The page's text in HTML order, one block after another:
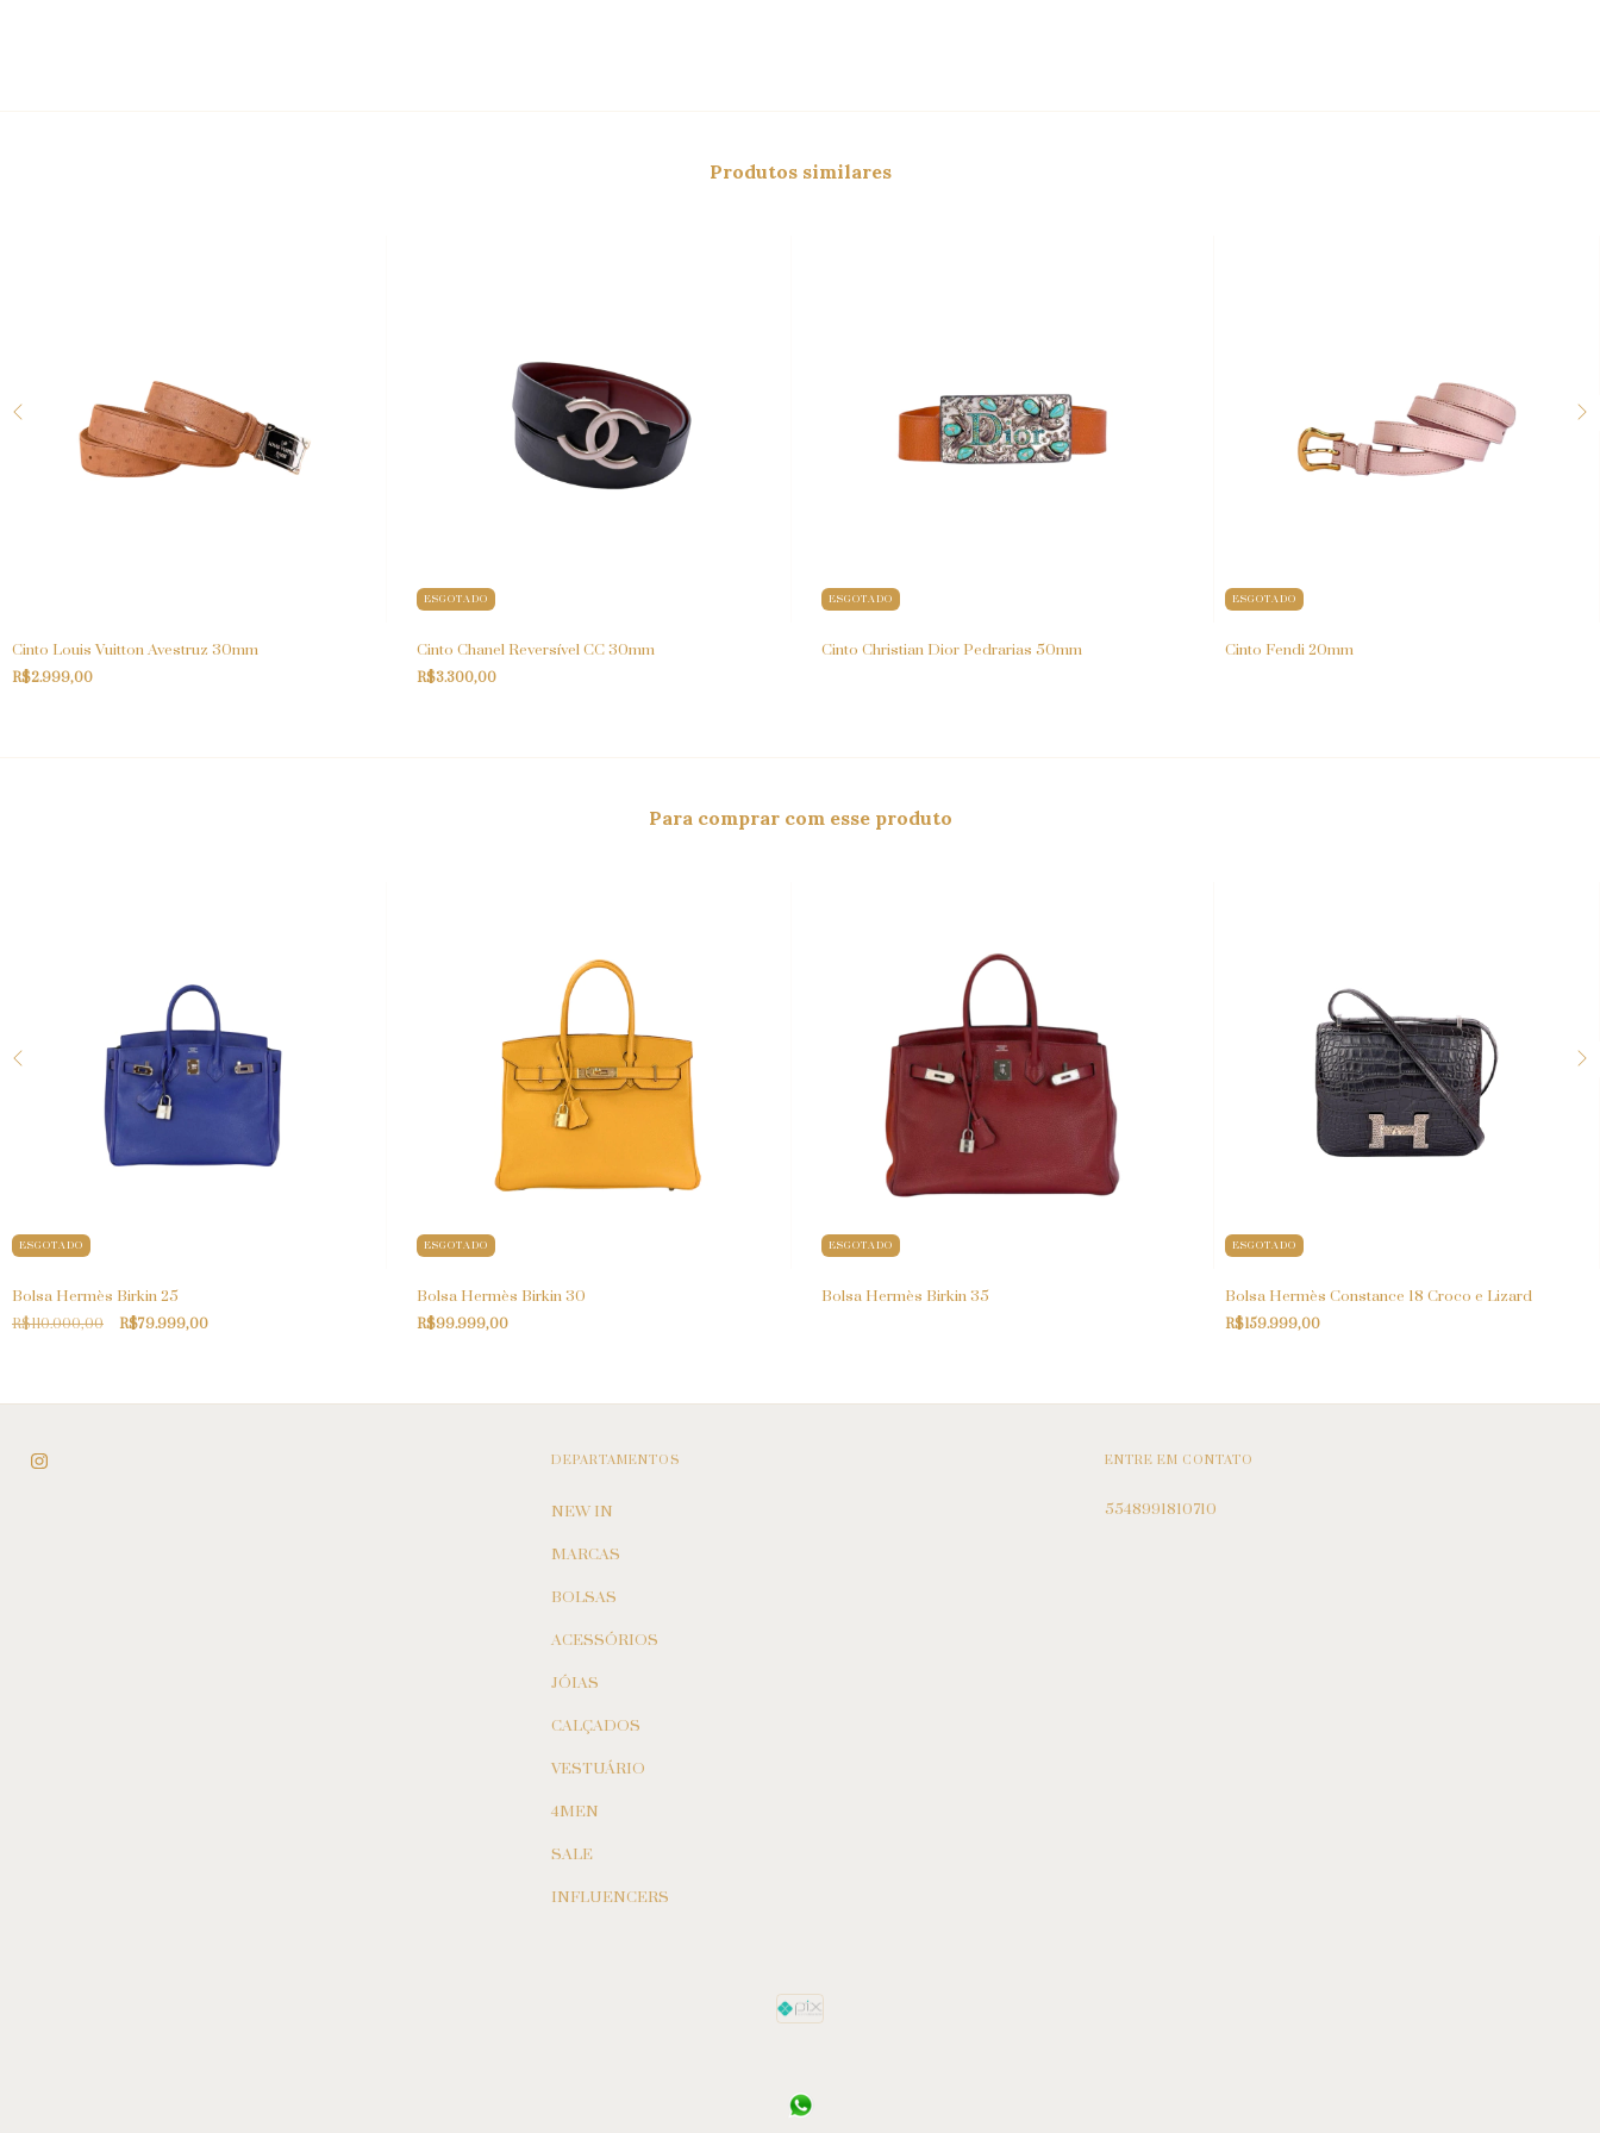
Produtos similares
Cinto Louis Vuitton Avestruz 30mm
R$2.999,00
ESGOTADO
Cinto Chanel Reversível CC 30mm
R$3.300,00
ESGOTADO
Cinto Christian Dior Pedrarias 50mm
ESGOTADO
Cinto Fendi 20mm
Para comprar com esse produto
ESGOTADO
Bolsa Hermès Birkin 25
R$110.000,00 R$79.999,00
ESGOTADO
Bolsa Hermès Birkin 30
R$99.999,00
ESGOTADO
Bolsa Hermès Birkin 35
ESGOTADO
Bolsa Hermès Constance 18 Croco e Lizard
R$159.999,00
DEPARTAMENTOS
NEW IN
MARCAS
BOLSAS
ACESSÓRIOS
JÓIAS
CALÇADOS
VESTUÁRIO
4MEN
SALE
INFLUENCERS
ENTRE EM CONTATO
5548991810710